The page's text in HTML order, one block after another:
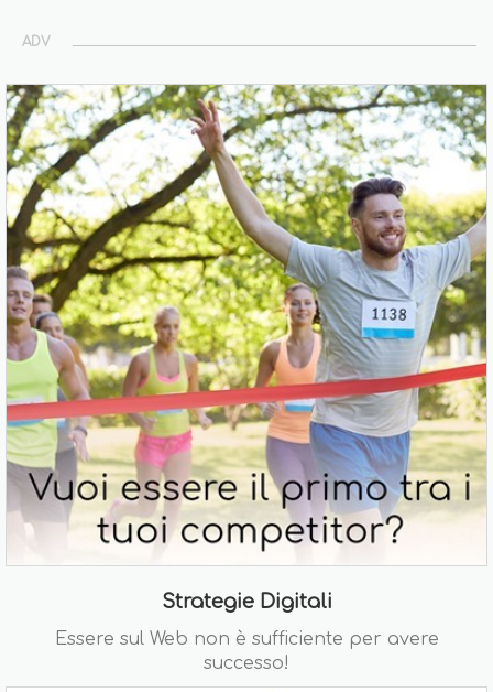
ADV
Strategie Digitali
Essere sul Web non è sufficiente per avere
successo!